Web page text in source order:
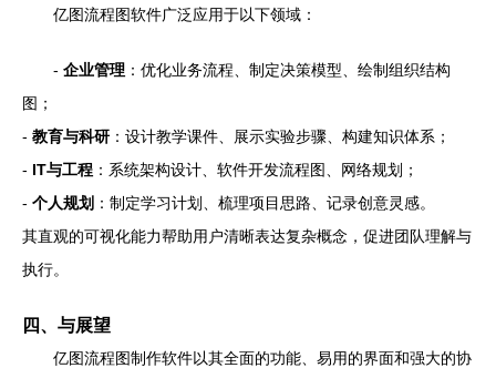
亿图流程图软件广泛应用于以下领域：
- 企业管理 ：优化业务流程、制定决策模型、绘制组织结构
图；
- 教育与科研 ：设计教学课件、展示实验步骤、构建知识体系；
- IT与工程 ：系统架构设计、软件开发流程图、网络规划；
- 个人规划 ：制定学习计划、梳理项目思路、记录创意灵感。
其直观的可视化能力帮助用户清晰表达复杂概念，促进团队理解与
执行。
四、与展望
亿图流程图制作软件以其全面的功能、易用的界面和强大的协